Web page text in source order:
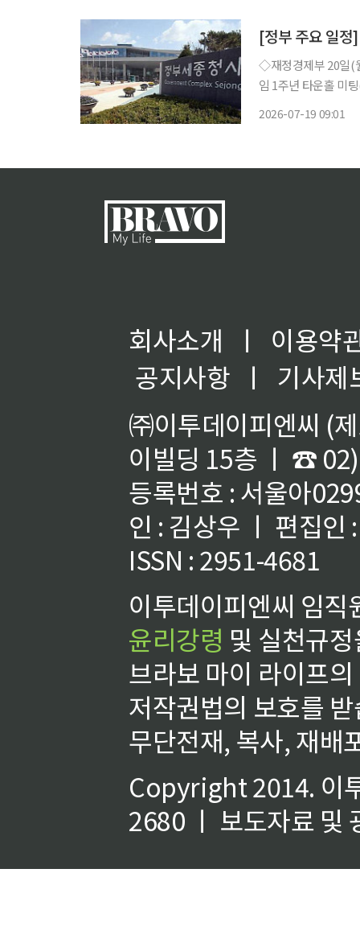
[정부 주요 일
◇재정경제부 20일(월) △경제부총리 08:45 대외경제장관회의(세종청사), 13:30 부총리 취
임 1주년 타운홀 미팅(비공개) △제 271차 대외경제장관회의
2026-07-19 09:01
회사소개 ㅣ
이용약
공지사항
ㅣ
기사제
㈜이투데이피엔씨 (
이빌딩 15층 ㅣ ☎
등록번호 : 서울아
인 : 김상우 ㅣ 편집인
ISSN : 2951-4681
이투데이피엔씨 임
윤리강령 및 실천규
브라보 마이 라이프
저작권법의 보호를
무단전재, 복사, 재배
Copyright 2014. 이
2680 ㅣ 보도자료